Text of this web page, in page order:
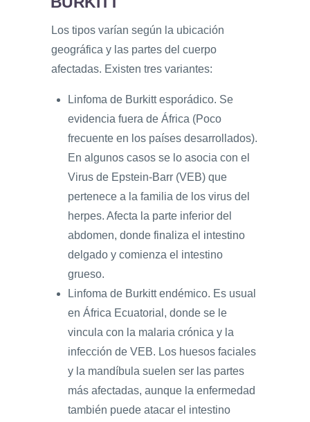
Los tipos varían según la ubicación
geográfica y las partes del cuerpo
afectadas. Existen tres variantes:
Linfoma de Burkitt esporádico. Se
evidencia fuera de África (Poco
frecuente en los países desarrollados).
En algunos casos se lo asocia con el
Virus de Epstein-Barr (VEB) que
pertenece a la familia de los virus del
herpes. Afecta la parte inferior del
abdomen, donde finaliza el intestino
delgado y comienza el intestino
grueso.
Linfoma de Burkitt endémico. Es usual
en África Ecuatorial, donde se le
vincula con la malaria crónica y la
infección de VEB. Los huesos faciales
y la mandíbula suelen ser las partes
más afectadas, aunque la enfermedad
también puede atacar el intestino